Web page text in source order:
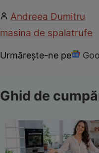
Andreea Dumitru
masina de spalatrufe
Urmărește-ne pe
Ghid de